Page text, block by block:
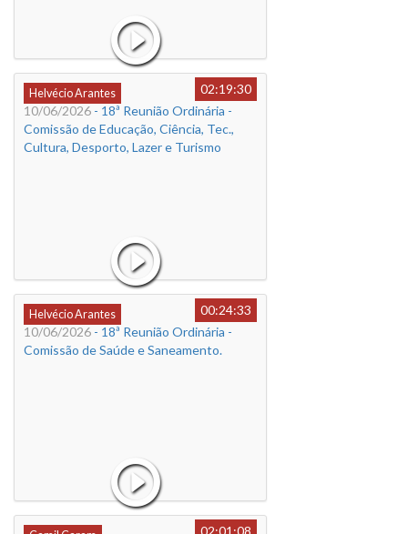
Helvécio Arantes
02:19:30
10/06/2026 - 18ª Reunião Ordinária -
Comissão de Educação, Ciência, Tec.,
Cultura, Desporto, Lazer e Turismo
Helvécio Arantes
00:24:33
10/06/2026 - 18ª Reunião Ordinária -
Comissão de Saúde e Saneamento.
02:01:08